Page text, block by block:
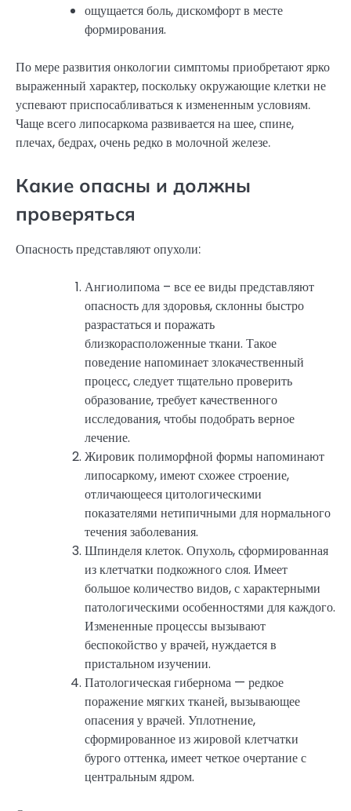
ощущается боль, дискомфорт в месте
формирования.
По мере развития онкологии симптомы приобретают ярко
выраженный характер, поскольку окружающие клетки не
успевают приспосабливаться к измененным условиям.
Чаще всего липосаркома развивается на шее, спине,
плечах, бедрах, очень редко в молочной железе.
Какие опасны и должны
проверяться
Опасность представляют опухоли:
Ангиолипома – все ее виды представляют
опасность для здоровья, склонны быстро
разрастаться и поражать
близкорасположенные ткани. Такое
поведение напоминает злокачественный
процесс, следует тщательно проверить
образование, требует качественного
исследования, чтобы подобрать верное
лечение.
Жировик полиморфной формы напоминают
липосаркому, имеют схожее строение,
отличающееся цитологическими
показателями нетипичными для нормального
течения заболевания.
Шпинделя клеток. Опухоль, сформированная
из клетчатки подкожного слоя. Имеет
большое количество видов, с характерными
патологическими особенностями для каждого.
Измененные процессы вызывают
беспокойство у врачей, нуждается в
пристальном изучении.
Патологическая гибернома — редкое
поражение мягких тканей, вызывающее
опасения у врачей. Уплотнение,
сформированное из жировой клетчатки
бурого оттенка, имеет четкое очертание с
центральным ядром.